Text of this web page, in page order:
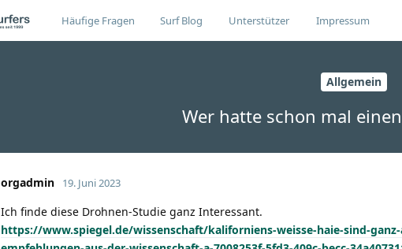
Häufige Fragen Surf Blog Unterstützer Impressum
Allgemein
Wer hatte schon mal
orgadmin 19. Juni 2023
Ich finde diese Drohnen-Studie ganz Interessant.
https://www.spiegel.de/wissenschaft/kaliforniens-weisse-haie-sind-